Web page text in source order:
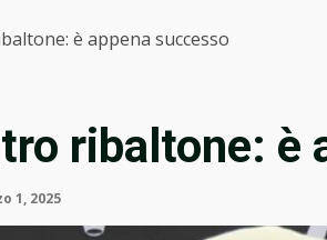
è appena successo
ribaltone: è
1, 2025